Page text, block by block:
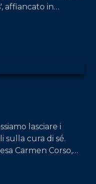
affiancato in
Union of
lasciare i
sulla cura di sé.
Carmen Corso,
collegamento con